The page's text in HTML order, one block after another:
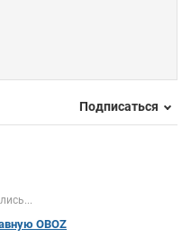
Подписаться
OBOZ